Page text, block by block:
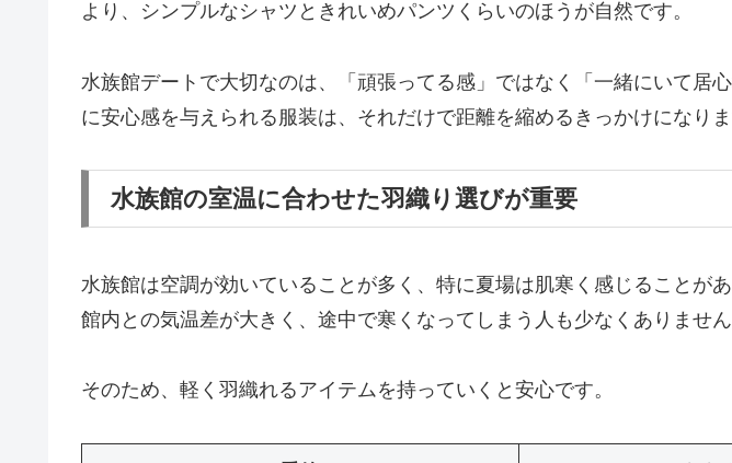
より、シンプルなシャツときれいめパンツくらいのほうが自然です。
水族館デートで大切なのは、「頑張ってる感」ではなく「一緒にいて居
に安心感を与えられる服装は、それだけで距離を縮めるきっかけになりま
水族館の室温に合わせた羽織り選びが重要
水族館は空調が効いていることが多く、特に夏場は肌寒く感じることが
館内との気温差が大きく、途中で寒くなってしまう人も少なくありません
そのため、軽く羽織れるアイテムを持っていくと安心です。